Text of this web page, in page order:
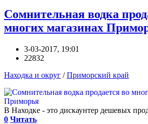
Сомнительная водка
многих магазинах
3-03-2017, 19:01
22832
Находка и округ /Приморский край
В Находке - это дискаунтер дешевых
0 Читать